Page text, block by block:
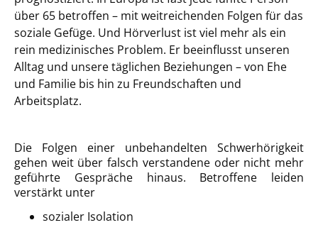
über 65 betroffen – mit weitreichenden Folgen für das
soziale Gefüge. Und Hörverlust ist viel mehr als ein
rein medizinisches Problem. Er beeinflusst unseren
Alltag und unsere täglichen Beziehungen – von Ehe
und Familie bis hin zu Freundschaften und
Arbeitsplatz.
Die Folgen einer unbehandelten Schwerhörigkeit
gehen weit über falsch verstandene oder nicht mehr
geführte Gespräche hinaus. Betroffene leiden
verstärkt unter
sozialer Isolation